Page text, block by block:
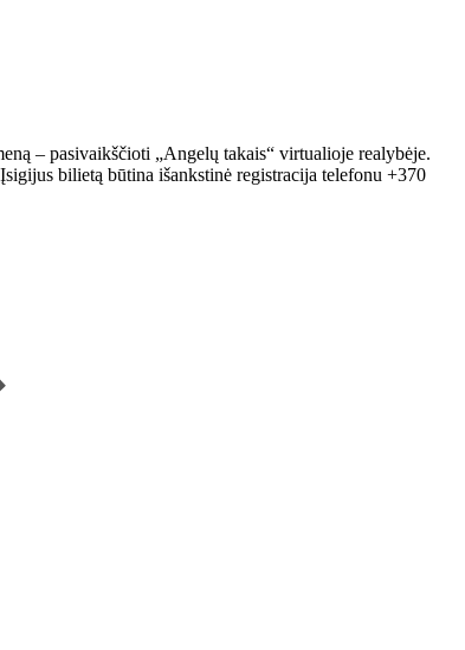
– pasivaikščioti „Angelų takais“ virtualioje realybėje.
bilietą būtina išankstinė registracija telefonu +370